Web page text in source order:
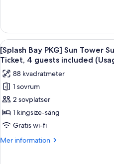
+
Splash
Bay
Ticket,
4
Pax
(Usage:
Check-
in
Day
Only)
Bay
PKG]
Sun
Tower
King
+
Splash
Bay
Ticket,
Pax
(Usage:
Öppna
alla
foton
för
[Splash
Bay
PKG]
Sun
Tower
5
[Splash Bay PKG] Sun Tower
Ticket, 4 guests included
88 kvadratmeter
1 sovrum
2 sovplatser
1 kingsize-säng
Gratis wi-fi
Mer information
Mer